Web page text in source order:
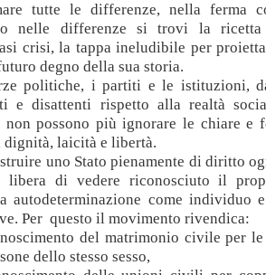
tutte le differenze, nella ferma
nelle differenze si trovi la
crisi, la tappa ineludibile per
degno della sua storia.
politiche, i partiti e le istituzioni,
e disattenti rispetto alla realtà
non possono più ignorare le chiare e
dignità, laicità e libertà.
uno Stato pienamente di diritto
libera di vedere riconosciuto il
autodeterminazione come individuo
Per questo il movimento rivendica:
del matrimonio civile per
dello stesso sesso,